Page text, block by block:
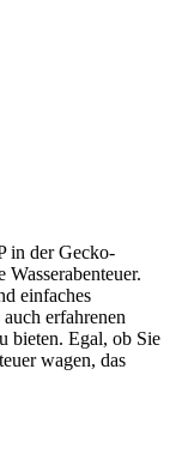
in der Gecko-
einfaches
erfahrenen
bieten. Egal, ob Sie
wagen, das